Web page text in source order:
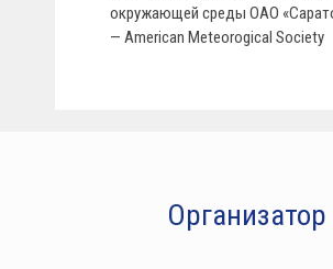
окружающей среды ОАО
— American Meteorogical Society
Организатор